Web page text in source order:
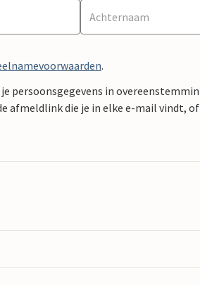
.
je persoonsgegevens in
afmeldlink die je in elke e-mail vindt,